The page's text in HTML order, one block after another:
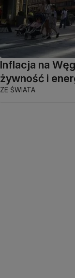
Inflacja na
żywność i
ZE ŚWIATA